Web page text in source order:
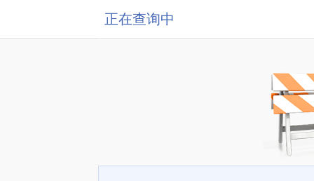
正在查询中